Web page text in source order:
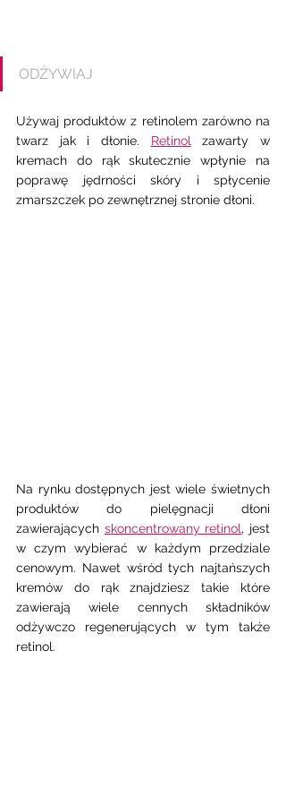
ODŻYWIAJ
Używaj produktów z retinolem zarówno na
twarz jak i dłonie. Retinol
zawarty w
kremach do rąk skutecznie wpłynie na
poprawę jędrności skóry i spłycenie
zmarszczek po zewnętrznej stronie dłoni.
Na rynku dostępnych jest wiele świetnych
produktów do pielęgnacji dłoni
zawierających skoncentrowany retinol, jest
w czym wybierać w każdym przedziale
cenowym. Nawet wśród tych najtańszych
kremów do rąk znajdziesz takie które
zawierają wiele cennych składników
odżywczo regenerujących w tym także
retinol.